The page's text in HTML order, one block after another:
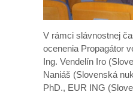
V rámci slávnostnej
ocenenia Propagátor
Ing. Vendelín Iro
Naniáš (Slovenská
PhD., EUR ING